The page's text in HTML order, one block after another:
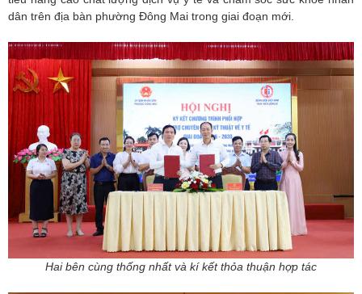
dân trên địa bàn phường Đông Mai trong giai đoạn mới.
Hai bên cùng thống nhất và kí kết thỏa thuận hợp tác